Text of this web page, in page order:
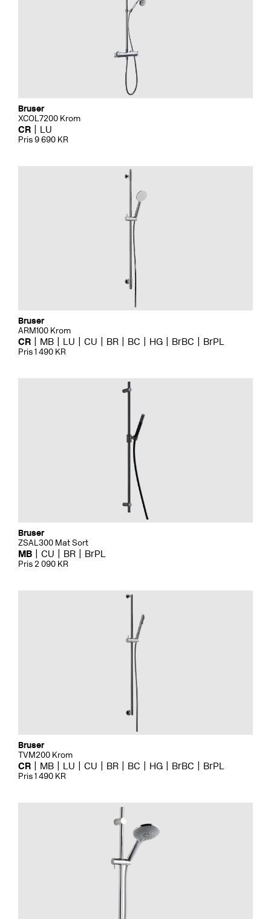
Bruser
XCOL7200 Krom
CR LU
Pris 9 690 KR
Bruser
ARM100 Krom
CR MB LU CU BR BC HG BrBC BrPL
Pris 1 490 KR
Bruser
ZSAL300 Mat Sort
MB CU BR BrPL
Pris 2 090 KR
Bruser
TVM200 Krom
CR MB LU CU BR BC HG BrBC BrPL
Pris 1 490 KR